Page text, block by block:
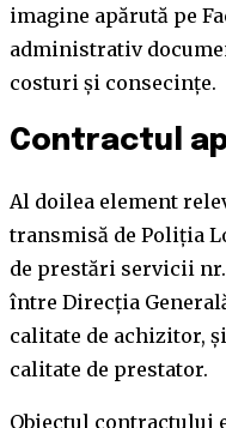
imagine apărută pe
administrativ
costuri și consecințe.
Contractul
Al doilea element
transmisă de Poliția
de prestări servicii nr.
între Direcția
calitate de achizitor,
calitate de prestator.
Obiectul contractului